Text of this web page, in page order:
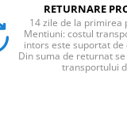
RETURNARE
14 zile de la primirea
Mentiuni: costul
intors este suportat de
Din suma de returnat
transportului